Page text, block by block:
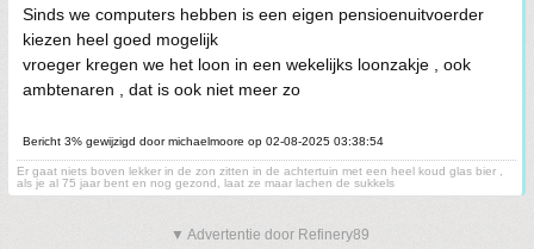
Sinds we computers hebben is een eigen pensioenuitvoerder
kiezen heel goed mogelijk
vroeger kregen we het loon in een wekelijks loonzakje , ook
ambtenaren , dat is ook niet meer zo
Bericht 3% gewijzigd door michaelmoore op 02-08-2025 03:38:54
Er gaat niets boven lekker in de zon zitten in de achtertuin met een heel koud glas bier ,
als je al 75 jaar bent en nog gezond, laat ze maar lachen de sukkels
▼ Advertentie door Refinery89